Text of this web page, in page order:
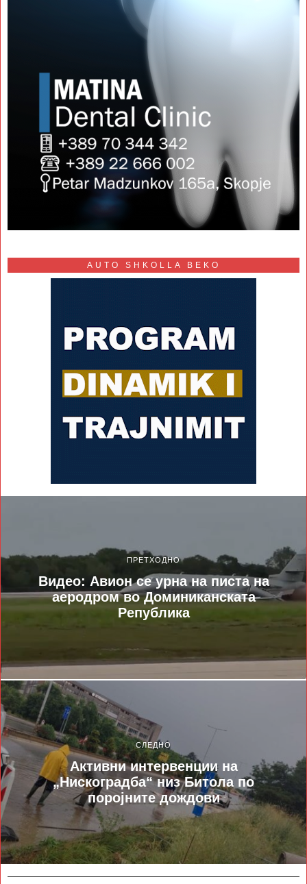
AUTO SHKOLLA BEKO
ПРЕТХОДНО
Видео: Авион се урна на писта на
аеродром во Доминиканската
Република
СЛЕДНО
Активни интервенции на
„Нискоградба“ низ Битола по
поројните дождови